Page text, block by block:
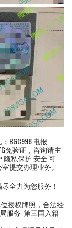
BGC998 电报
免验证，咨询请主
隐私保护 安全 可
提交办理业务。
全力为您服务！
授权牌照，合法经
局服务 第三国入籍